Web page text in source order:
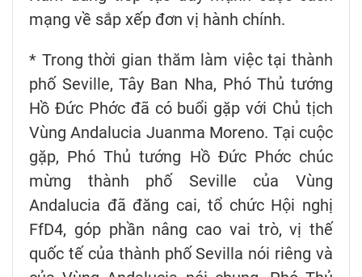
mạng về sắp xếp đơn vị hành chính.
* Trong thời gian thăm làm việc tại thành
phố Seville, Tây Ban Nha, Phó Thủ tướng
Hồ Đức Phớc đã có buổi gặp với Chủ tịch
Vùng Andalucia Juanma Moreno. Tại cuộc
gặp, Phó Thủ tướng Hồ Đức Phớc chúc
mừng thành phố Seville của Vùng
Andalucia đã đăng cai, tổ chức Hội nghị
FfD4, góp phần nâng cao vai trò, vị thế
quốc tế của thành phố Sevilla nói riêng và